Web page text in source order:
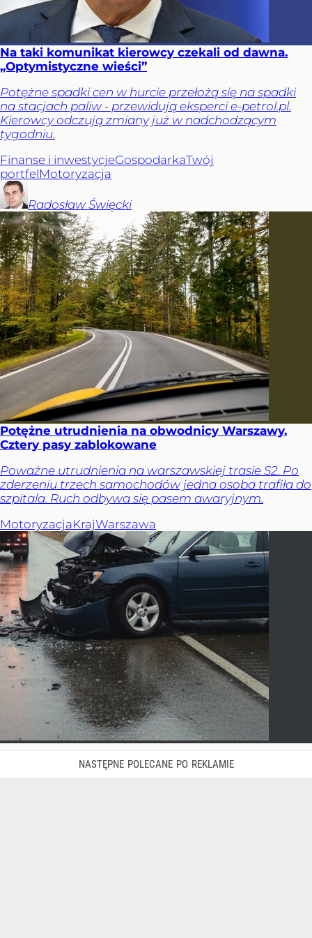
Na taki komunikat kierowcy czekali od dawna.
„Optymistyczne wieści”
Potężne spadki cen w hurcie przełożą się na spadki
na stacjach paliw - przewidują eksperci e-petrol.pl.
Kierowcy odczują zmiany już w nadchodzącym
tygodniu.
Finanse i inwestycjeGospodarkaTwój
portfelMotoryzacja
Radosław Święcki
Potężne utrudnienia na obwodnicy Warszawy.
Cztery pasy zablokowane
Poważne utrudnienia na warszawskiej trasie S2. Po
zderzeniu trzech samochodów jedna osoba trafiła do
szpitala. Ruch odbywa się pasem awaryjnym.
MotoryzacjaKrajWarszawa